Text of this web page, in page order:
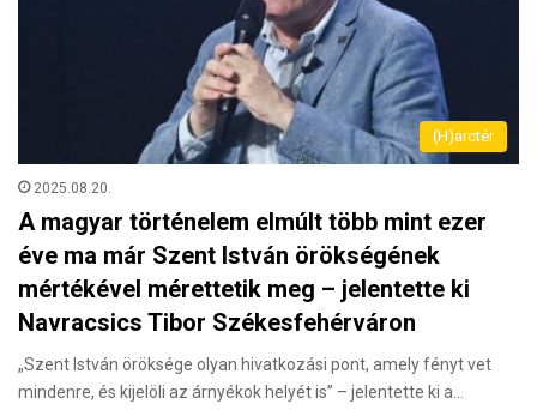
(H)arctér
2025.08.20.
A magyar történelem elmúlt több mint ezer
éve ma már Szent István örökségének
mértékével mérettetik meg – jelentette ki
Navracsics Tibor Székesfehérváron
„Szent István öröksége olyan hivatkozási pont, amely fényt vet
mindenre, és kijelöli az árnyékok helyét is” – jelentette ki a…